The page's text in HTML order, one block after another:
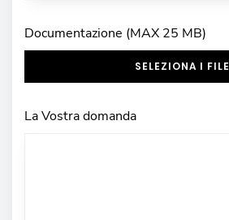
Documentazione (MAX 25 MB)
SELEZIONA I FILE
La Vostra domanda